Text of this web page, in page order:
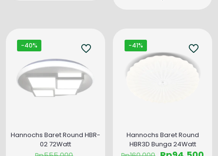
-40%
Hannochs Baret Round HBR-
02 72Watt
-41%
Hannochs Baret Round
HBR3D Bunga 24Watt